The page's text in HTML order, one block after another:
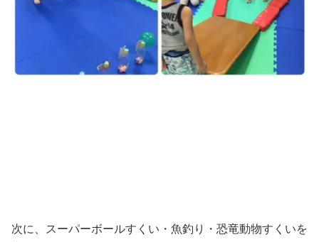
次に、スーパーボールすくい・魚釣り・恐竜動物すくいを